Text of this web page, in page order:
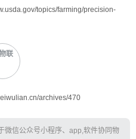
topics/farming/precision-
联
archives/470
微信公众号小程序、app,软件协同物